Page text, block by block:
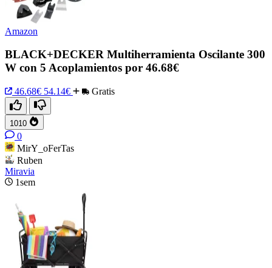
Amazon
BLACK+DECKER Multiherramienta Oscilante 300
W con 5 Acoplamientos por 46.68€
46.68€ 54.14€ Gratis
1010
0
MirY_oFerTas
Ruben
Miravia
1sem